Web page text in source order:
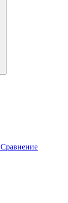
Сравнение